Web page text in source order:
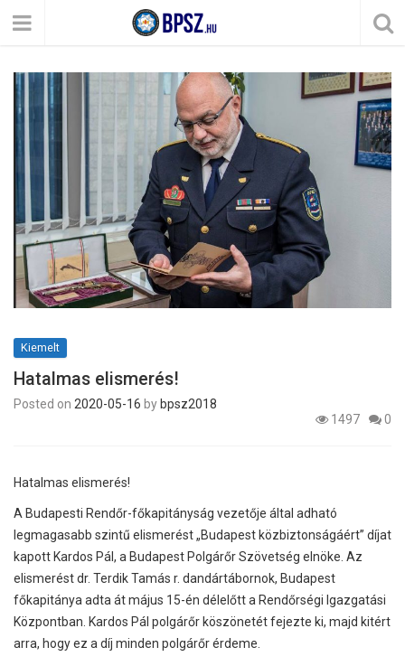
Kiemelt
Hatalmas elismerés!
Posted on 2020-05-16 by bpsz2018
1497
0
Hatalmas elismerés!
A Budapesti Rendőr-főkapitányság vezetője által adható
legmagasabb szintű elismerést „Budapest közbiztonságáért” díjat
kapott Kardos Pál, a Budapest Polgárőr Szövetség elnöke. Az
elismerést dr. Terdik Tamás r. dandártábornok, Budapest
főkapitánya adta át május 15-én délelőtt a Rendőrségi Igazgatási
Központban. Kardos Pál polgárőr köszönetét fejezte ki, majd kitért
arra, hogy ez a díj minden polgárőr érdeme.